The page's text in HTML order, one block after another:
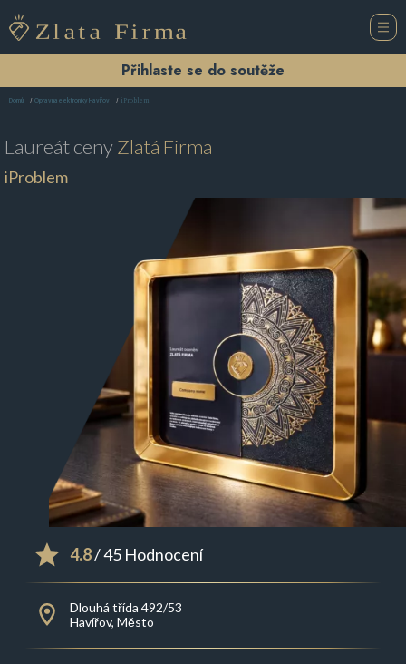
Přihlaste se do soutěže
Domů Opravna elektroniky Havířov iProblem
Laureát cenyZlatá Firma
iProblem
4.8/ 45 Hodnocení
Dlouhá třída 492/53
Havířov, Město